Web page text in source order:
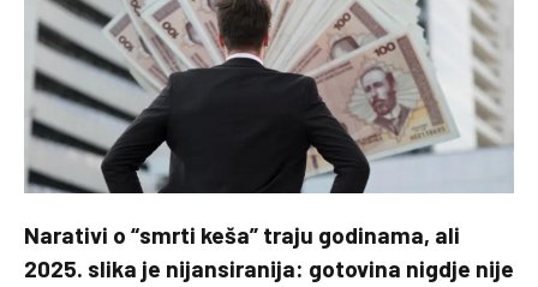
Narativi o “smrti keša” traju godinama, ali
2025. slika je nijansiranija: gotovina nigdje nije